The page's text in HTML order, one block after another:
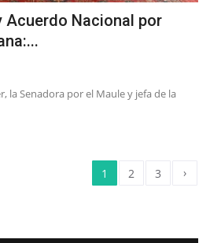
Acuerdo Nacional por
la Senadora por el Maule y jefa de la
1 2 3 ›